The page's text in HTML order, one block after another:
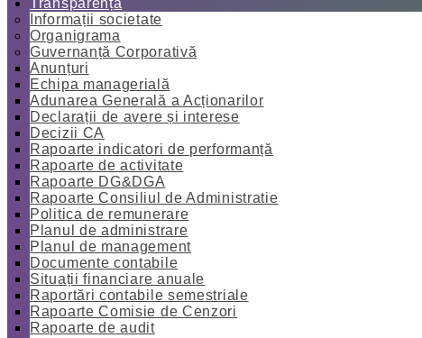
Transparență
Informații societate
Organigrama
Guvernanță Corporativă
Anunțuri
Echipa managerială
Adunarea Generală a Acționarilor
Declarații de avere și interese
Decizii CA
Rapoarte indicatori de performanță
Rapoarte de activitate
Rapoarte DG&DGA
Rapoarte Consiliul de Administratie
Politica de remunerare
Planul de administrare
Planul de management
Documente contabile
Situații financiare anuale
Raportări contabile semestriale
Rapoarte Comisie de Cenzori
Rapoarte de audit